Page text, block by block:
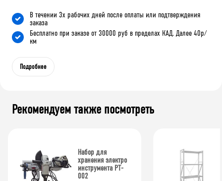
В течении 3х рабочих дней после оплаты или подтверждения
заказа
Бесплатно при заказе от 30000 руб в пределах КАД. Далее 40р/
км
Подробнее
Рекомендуем также посмотреть
Набор для
хранения электро
инструмента PT-
002